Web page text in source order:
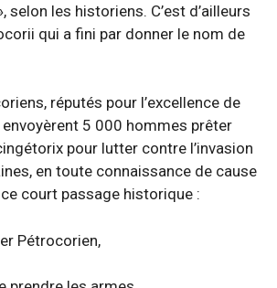
selon les historiens. C’est d’ailleurs
qui a fini par donner le nom de
réputés pour l’excellence de
5 000 hommes prêter
pour lutter contre l’invasion
en toute connaissance de cause
court passage historique :
Pétrocorien,